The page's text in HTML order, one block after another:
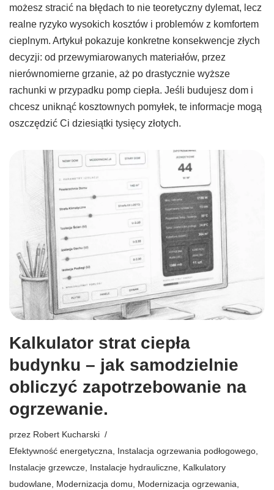
możesz stracić na błędach to nie teoretyczny dylemat, lecz
realne ryzyko wysokich kosztów i problemów z komfortem
cieplnym. Artykuł pokazuje konkretne konsekwencje złych
decyzji: od przewymiarowanych materiałów, przez
nierównomierne grzanie, aż po drastycznie wyższe
rachunki w przypadku pomp ciepła. Jeśli budujesz dom i
chcesz uniknąć kosztownych pomyłek, te informacje mogą
oszczędzić Ci dziesiątki tysięcy złotych.
Kalkulator strat ciepła
budynku – jak samodzielnie
obliczyć zapotrzebowanie na
ogrzewanie.
przez Robert Kucharski
Efektywność energetyczna, Instalacja ogrzewania podłogowego,
Instalacje grzewcze, Instalacje hydrauliczne, Kalkulatory
budowlane, Modernizacja domu, Modernizacja ogrzewania,